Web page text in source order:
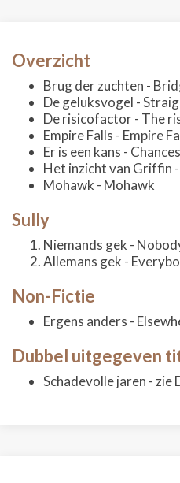
Overzicht
Brug der zuchten -
De geluksvogel -
De risicofactor - The
Empire Falls - Empire
Er is een kans -
Het inzicht van Griffin
Mohawk - Mohawk
Sully
Niemands gek -
Allemans gek -
Non-Fictie
Ergens anders -
Dubbel uitgegeven
Schadevolle jaren -